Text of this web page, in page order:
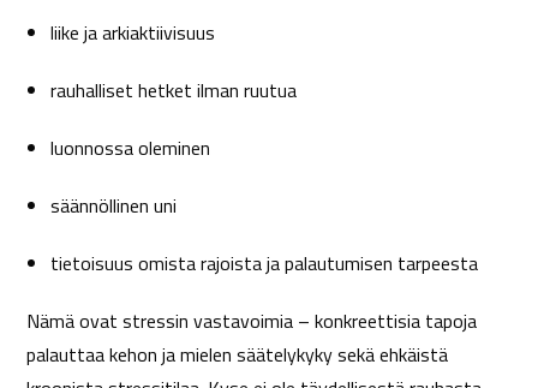
liike ja arkiaktiivisuus
rauhalliset hetket ilman ruutua
luonnossa oleminen
säännöllinen uni
tietoisuus omista rajoista ja palautumisen tarpeesta
Nämä ovat stressin vastavoimia – konkreettisia tapoja
palauttaa kehon ja mielen säätelykyky sekä ehkäistä